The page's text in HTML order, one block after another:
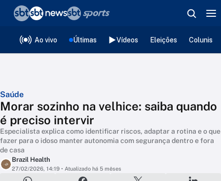
Ao vivo Últimas Vídeos Eleições
Saúde
Morar sozinho na velhice: saiba quando
é preciso intervir
Especialista explica como identificar riscos, adaptar a rotina e o que
fazer para o idoso manter autonomia com segurança dentro e fora
de casa
Brazil Health
27/02/2026, 14:19 • Atualizado há 5 mêses
❮voltar
Editorias